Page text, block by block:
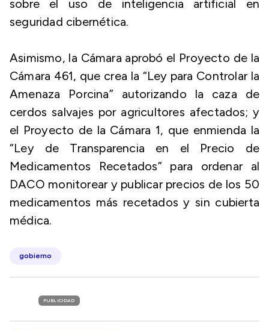
sobre el uso de inteligencia artificial en
seguridad cibernética.
Asimismo, la Cámara aprobó el Proyecto de la
Cámara 461, que crea la “Ley para Controlar la
Amenaza Porcina” autorizando la caza de
cerdos salvajes por agricultores afectados; y
el Proyecto de la Cámara 1, que enmienda la
“Ley de Transparencia en el Precio de
Medicamentos Recetados” para ordenar al
DACO monitorear y publicar precios de los 50
medicamentos más recetados y sin cubierta
médica.
gobierno
PUBLICIDAD